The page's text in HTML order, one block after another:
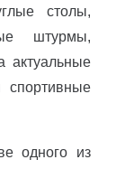
столы,
штурмы,
актуальные
одного из